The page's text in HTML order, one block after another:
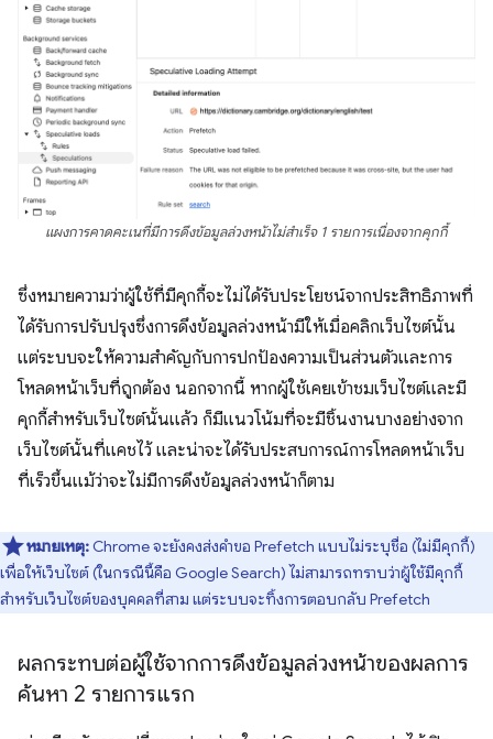
แผงการคาดคะเนที่มีการดึงข้อมูลล่วงหน้าไม่สำเร็จ 1 รายการเนื่องจากคุกกี้
ซึ่งหมายความว่าผู้ใช้ที่มีคุกกี้จะไม่ได้รับประโยชน์จากประสิทธิภาพที่
ได้รับการปรับปรุงซึ่งการดึงข้อมูลล่วงหน้ามีให้เมื่อคลิกเว็บไซต์นั้น
แต่ระบบจะให้ความสำคัญกับการปกป้องความเป็นส่วนตัวและการ
โหลดหน้าเว็บที่ถูกต้อง นอกจากนี้ หากผู้ใช้เคยเข้าชมเว็บไซต์และมี
คุกกี้สำหรับเว็บไซต์นั้นแล้ว ก็มีแนวโน้มที่จะมีชิ้นงานบางอย่างจาก
เว็บไซต์นั้นที่แคชไว้ และน่าจะได้รับประสบการณ์การโหลดหน้าเว็บ
ที่เร็วขึ้นแม้ว่าจะไม่มีการดึงข้อมูลล่วงหน้าก็ตาม
หมายเหตุ: Chrome จะยังคงส่งคำขอ Prefetch แบบไม่ระบุชื่อ (ไม่มีคุกกี้)
เพื่อให้เว็บไซต์ (ในกรณีนี้คือ Google Search) ไม่สามารถทราบว่าผู้ใช้มีคุกกี้
สำหรับเว็บไซต์ของบุคคลที่สาม แต่ระบบจะทิ้งการตอบกลับ Prefetch
ผลกระทบต่อผู้ใช้จากการดึงข้อมูลล่วงหน้าของผลการ
ค้นหา 2 รายการแรก